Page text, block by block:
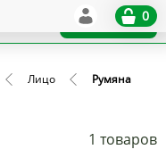
Установить
0
Лицо Румяна
1 товаров